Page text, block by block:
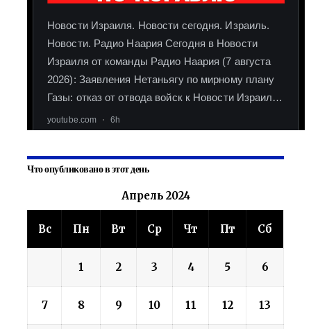
Что опубликовано в этот день
Апрель 2024
Вс Пн Вт Ср Чт Пт Сб
1 2 3 4 5 6
7 8 9 10 11 12 13